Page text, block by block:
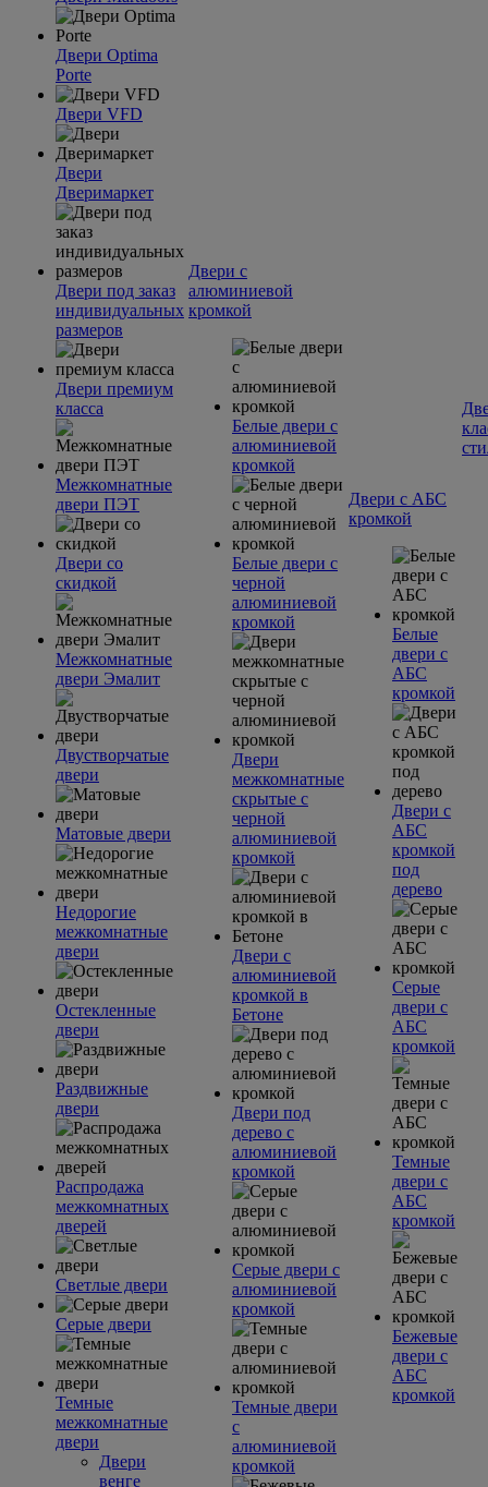
Двери Optima
Porte
Двери VFD
Двери
Дверимаркет
Двери под заказ
индивидуальных
размеров
Двери премиум
класса
Межкомнатные
двери ПЭТ
Двери со
скидкой
Межкомнатные
двери Эмалит
Двустворчатые
двери
Матовые двери
Недорогие
межкомнатные
двери
Остекленные
двери
Раздвижные
двери
Распродажа
межкомнатных
дверей
Светлые двери
Серые двери
Темные
межкомнатные
двери
Двери
венге
Двери с
алюминиевой
кромкой
Белые двери с
алюминиевой
кромкой
Белые двери с
черной
алюминиевой
кромкой
Двери
межкомнатные
скрытые с
черной
алюминиевой
кромкой
Двери с
алюминиевой
кромкой в
Бетоне
Двери под
дерево с
алюминиевой
кромкой
Серые двери с
алюминиевой
кромкой
Темные двери
с
алюминиевой
кромкой
Двери с АБС
кромкой
Белые
двери с
АБС
кромкой
Двери с
АБС
кромкой
под
дерево
Серые
двери с
АБС
кромкой
Темные
двери с
АБС
кромкой
Бежевые
двери с
АБС
кромкой